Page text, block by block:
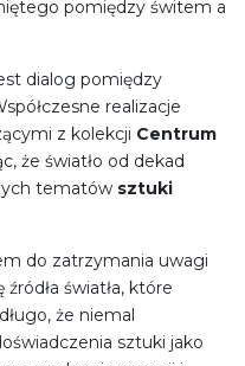
pomiędzy świtem a
dialog pomiędzy
realizacje
z kolekcji Centrum
że światło od dekad
tematów sztuki
do zatrzymania uwagi
światła, które
że niemal
sztuki jako